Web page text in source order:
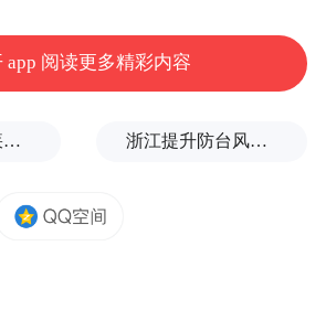
app 阅读更多精彩内容
货车司机突发疾病晕倒车轮边，陌生同行第一时间发现并救助 浙江提升防台风应急响应至Ⅰ级